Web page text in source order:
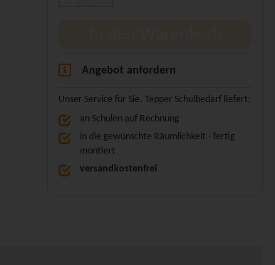
Angebot anfordern
Unser Service für Sie. Tepper Schulbedarf liefert:
an Schulen auf Rechnung
in die gewünschte Räumlichkeit - fertig
montiert
versandkostenfrei